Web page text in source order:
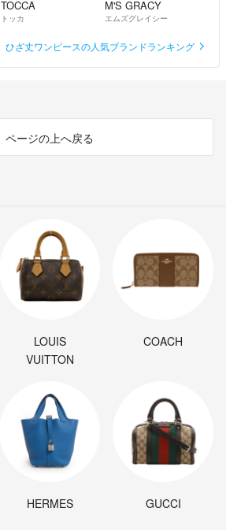
TOCCA
トッカ
M'S GRACY
エムズグレイシー
ひざ丈ワンピースの人気ブランドランキング
ページの上へ戻る
LOUIS
VUITTON
COACH
HERMES GUCCI